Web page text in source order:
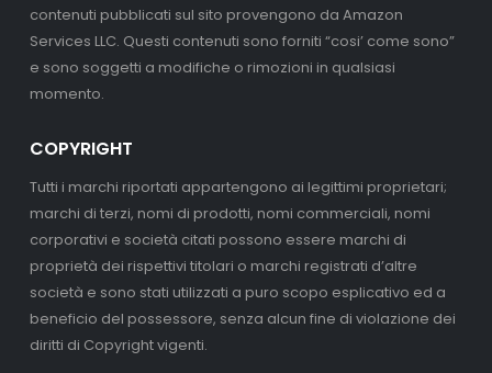
contenuti pubblicati sul sito provengono da Amazon
Services LLC. Questi contenuti sono forniti “cosi’ come sono”
e sono soggetti a modifiche o rimozioni in qualsiasi
momento.
COPYRIGHT
Tutti i marchi riportati appartengono ai legittimi proprietari;
marchi di terzi, nomi di prodotti, nomi commerciali, nomi
corporativi e società citati possono essere marchi di
proprietà dei rispettivi titolari o marchi registrati d’altre
società e sono stati utilizzati a puro scopo esplicativo ed a
beneficio del possessore, senza alcun fine di violazione dei
diritti di Copyright vigenti.